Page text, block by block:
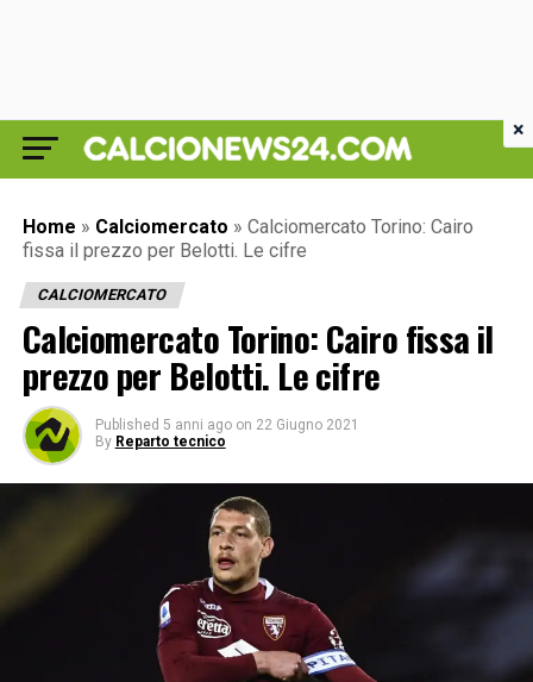
Home » Calciomercato » Calciomercato Torino: Cairo
fissa il prezzo per Belotti. Le cifre
CALCIOMERCATO
Calciomercato Torino: Cairo fissa il
prezzo per Belotti. Le cifre
Published 5 anni ago on 22 Giugno 2021
By Reparto tecnico
×